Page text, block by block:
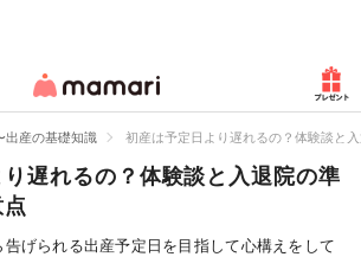
ママリ
出産の基礎知識 初産は予定日より遅れるの？体験談と
遅れるの？体験談と入退院の準
げられる出産予定日を目指して心構えをして